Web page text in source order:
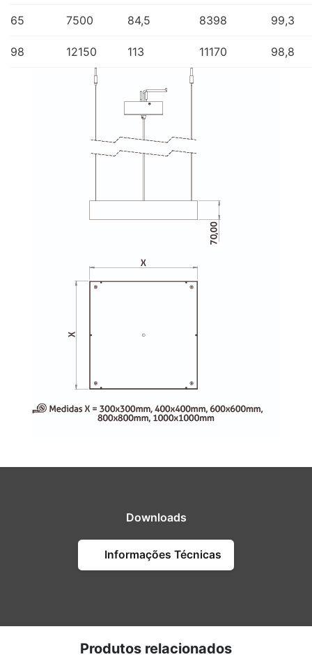
65 7500 84,5 8398 99,3
98 12150 113 11170 98,8
Downloads
Informações Técnicas
Produtos relacionados